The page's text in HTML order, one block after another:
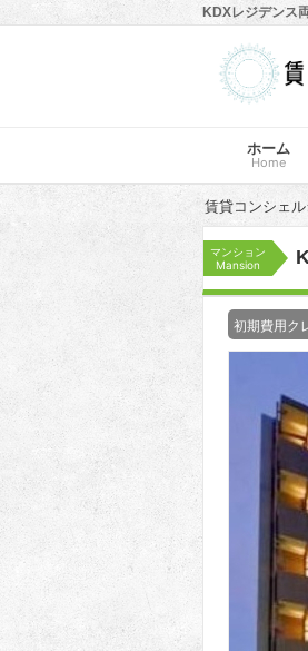
KDXレジデンス
ホーム
Home
賃貸コンシェル
マンション
Mansion
初期費用ク